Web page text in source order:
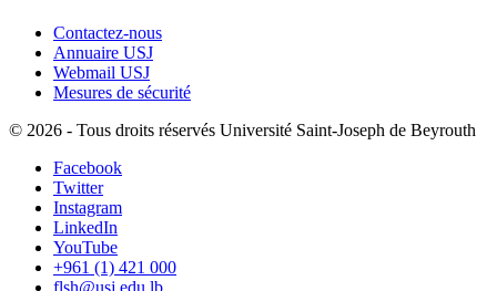
Contactez-nous
Annuaire USJ
Webmail USJ
Mesures de sécurité
© 2026 - Tous droits réservés Université Saint-Joseph de Beyrouth
Facebook
Twitter
Instagram
LinkedIn
YouTube
+961 (1) 421 000
flsh@usj.edu.lb